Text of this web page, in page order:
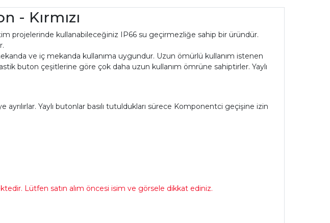
- Kırmızı
projelerinde kullanabileceğiniz IP66 su geçirmezliğe sahip bir üründür.
ve iç mekanda kullanıma uygundur. Uzun ömürlü kullanım istenen
buton çeşitlerine göre çok daha uzun kullanım ömrüne sahiptirler. Yaylı
Yaylı butonlar basılı tutuldukları sürece Komponentci geçişine izin
Lütfen satın alım öncesi isim ve görsele dikkat ediniz.